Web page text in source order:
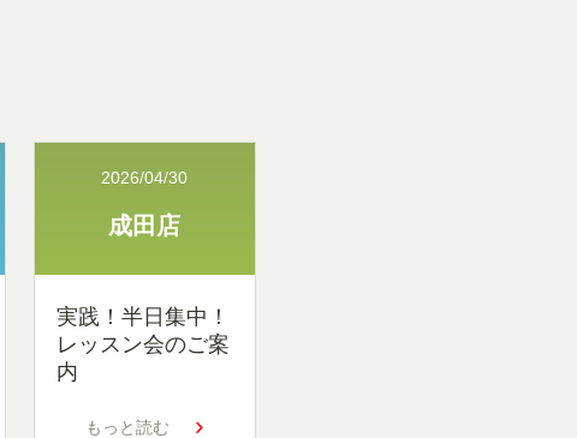
成田店
2026/04/30
実践！半日集中！
レッスン会のご案
内
もっと読む